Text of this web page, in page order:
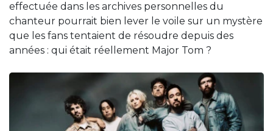
effectuée dans les archives personnelles du
chanteur pourrait bien lever le voile sur un mystère
que les fans tentaient de résoudre depuis des
années : qui était réellement Major Tom ?